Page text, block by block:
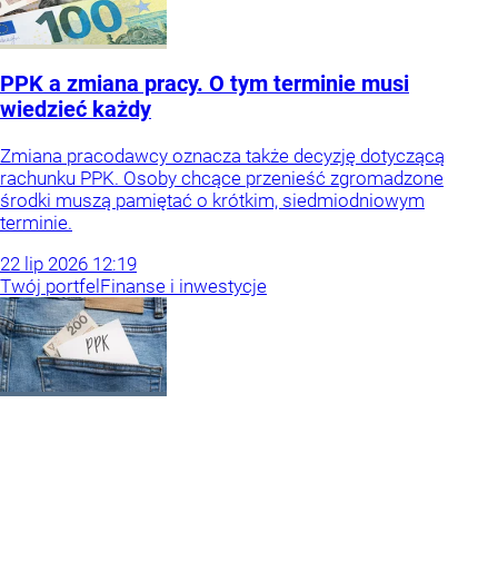
PPK a zmiana pracy. O tym terminie musi
wiedzieć każdy
Zmiana pracodawcy oznacza także decyzję dotyczącą
rachunku PPK. Osoby chcące przenieść zgromadzone
środki muszą pamiętać o krótkim, siedmiodniowym
terminie.
22 lip 2026 12:19
Twój portfelFinanse i inwestycje